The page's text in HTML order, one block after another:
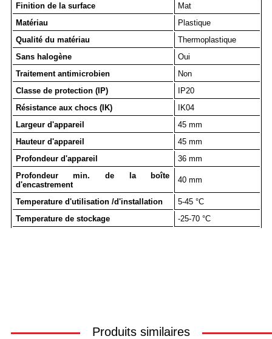
Finition de la surface
Mat
Matériau
Plastique
Qualité du matériau
Thermoplastique
Sans halogène
Oui
Traitement antimicrobien
Non
Classe de protection (IP)
IP20
Résistance aux chocs (IK)
IK04
Largeur d'appareil
45 mm
Hauteur d'appareil
45 mm
Profondeur d'appareil
36 mm
Profondeur min. de la boîte
d'encastrement
40 mm
Temperature d'utilisation /d'installation
5-45 °C
Temperature de stockage
-25-70 °C
Produits similaires